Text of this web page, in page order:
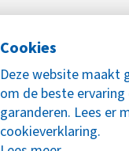
Cookies
Deze website maakt
om de beste
garanderen. Lees er
cookieverklaring.